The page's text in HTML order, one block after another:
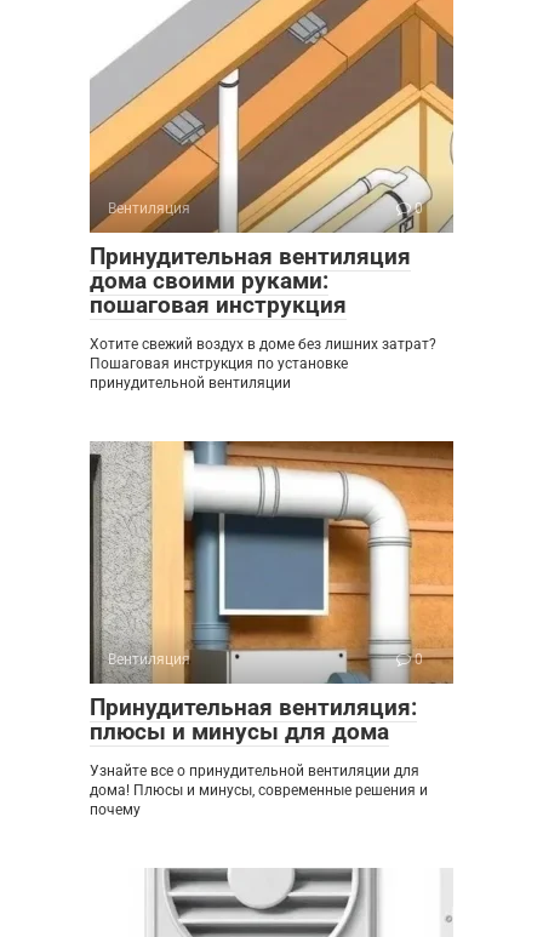
Вентиляция 0
Принудительная вентиляция
дома своими руками:
пошаговая инструкция
Хотите свежий воздух в доме без лишних затрат?
Пошаговая инструкция по установке
принудительной вентиляции
Вентиляция 0
Принудительная вентиляция:
плюсы и минусы для дома
Узнайте все о принудительной вентиляции для
дома! Плюсы и минусы, современные решения и
почему